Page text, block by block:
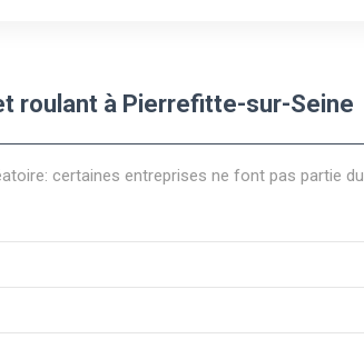
roulant à Pierrefitte-sur-Seine
certaines entreprises ne font pas partie